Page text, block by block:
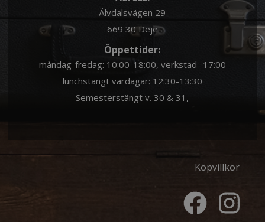
Älvdalsvägen 29
669 30 Deje
Öppettider:
måndag-fredag: 10:00-18:00, verkstad -17:00
lunchstängt vardagar: 12:30-13:30
Semesterstängt v. 30 & 31,
Köpvillkor